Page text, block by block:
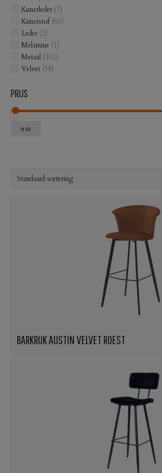
Kunstleder (7)
Kunststof (60)
Leder (2)
Melamine (1)
Metaal (102)
Velvet (58)
PRIJS
FILTER
BARKRUK AUSTIN VELVET ROEST